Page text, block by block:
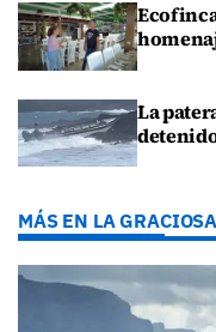
La
MÁS EN LA GRACIOSA